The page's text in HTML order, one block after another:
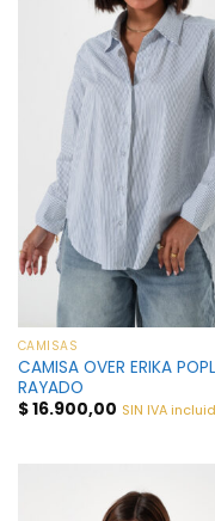
CAMISAS
CAMISA OVER ERIKA
RAYADO
$16.900,00 SIN IVA